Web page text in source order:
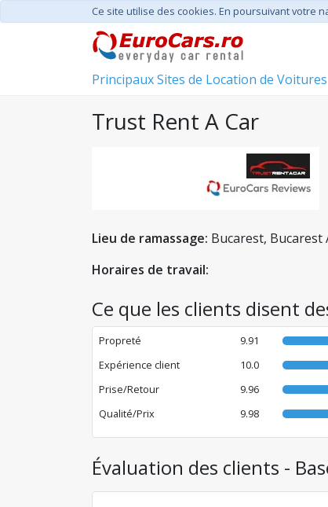
Ce site utilise des cookies. En poursuivant votre
Principaux Sites de Location de Voitures
Trust Rent A Car
Lieu de ramassage: Bucarest,
Horaires de travail:
Ce que les clients disent
Propreté 9.91
Expérience client
10.0
Prise/Retour
9.96
Qualité/Prix
9.98
Évaluation des clients -